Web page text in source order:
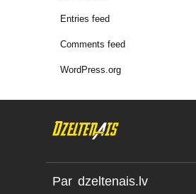
Entries feed
Comments feed
WordPress.org
Par dzeltenais.lv